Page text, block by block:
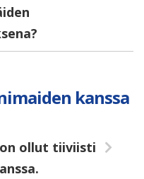
kanssa
on ollut tiiviisti